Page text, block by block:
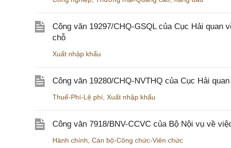
Công văn 19297/CHQ-GSQL của Cục Hải quan
chỗ
Xuất nhập khẩu
Công văn 19280/CHQ-NVTHQ của Cục Hải
Thuế-Phí-Lệ phí Xuất nhập khẩu
Công văn 7918/BNV-CCVC của Bộ Nội vụ về
Hành chính Cán bộ-Công chức-Viên chức